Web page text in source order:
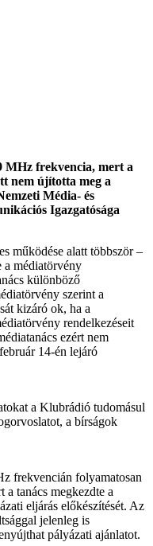
MHz frekvencia, mert a
nem újította meg a
Média- és
Igazgatósága
működése alatt többször –
a médiatörvény
különböző
szerint a
kizáró ok, ha a
rendelkezéseit
ezért nem
14-én lejáró
a Klubrádió tudomásul
a bírságok
frekvencián folyamatosan
tanács megkezdte a
eljárás előkészítését. Az
jelenleg is
pályázati ajánlatot.